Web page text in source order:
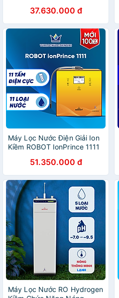
37.630.000 đ
Máy Lọc Nước Điện Giải Ion
Kiềm ROBOT IonPrince 1111
51.350.000 đ
Máy Lọc Nước RO Hydrogen